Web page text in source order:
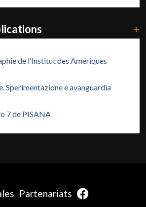
+
de l’Institut des Amériques
Sperimentazione e avanguardia
7 de PISANA
Partenariats